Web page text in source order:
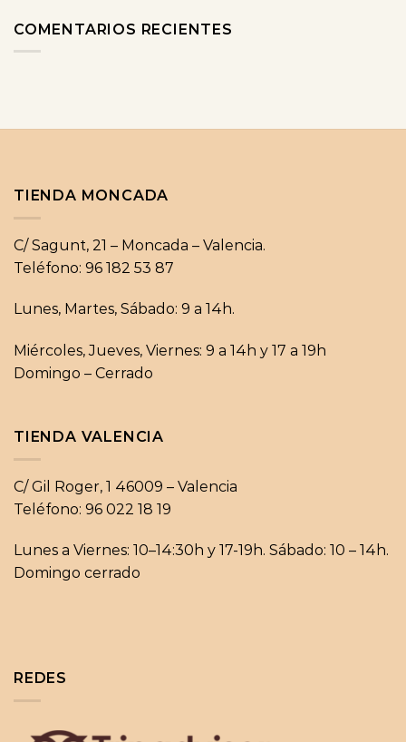
COMENTARIOS RECIENTES
TIENDA MONCADA
C/ Sagunt, 21 – Moncada – Valencia.
Teléfono: 96 182 53 87
Lunes, Martes, Sábado: 9 a 14h.
Miércoles, Jueves, Viernes: 9 a 14h y 17 a 19h
Domingo – Cerrado
TIENDA VALENCIA
C/ Gil Roger, 1 46009 – Valencia
Teléfono: 96 022 18 19
Lunes a Viernes: 10–14:30h y 17-19h. Sábado: 10 – 14h.
Domingo cerrado
REDES